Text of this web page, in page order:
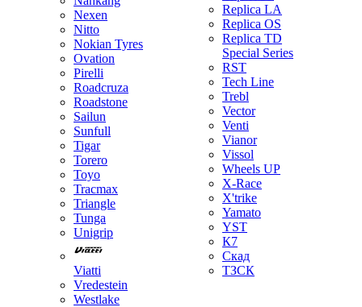
Nexen
Nitto
Nokian Tyres
Ovation
Pirelli
Roadcruza
Roadstone
Sailun
Sunfull
Tigar
Torero
Toyo
Tracmax
Triangle
Tunga
Unigrip
Viatti
Vredestein
Westlake
Replica LA
Replica OS
Replica TD
Special Series
RST
Tech Line
Trebl
Vector
Venti
Vianor
Vissol
Wheels UP
X-Race
X'trike
Yamato
YST
К7
Скад
ТЗСК